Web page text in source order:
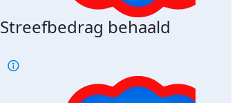
Streefbedrag behaald